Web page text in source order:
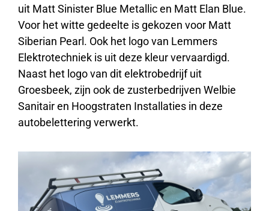
uit Matt Sinister Blue Metallic en Matt Elan Blue.
Voor het witte gedeelte is gekozen voor Matt
Siberian Pearl. Ook het logo van Lemmers
Elektrotechniek is uit deze kleur vervaardigd.
Naast het logo van dit elektrobedrijf uit
Groesbeek, zijn ook de zusterbedrijven Welbie
Sanitair en Hoogstraten Installaties in deze
autobelettering verwerkt.